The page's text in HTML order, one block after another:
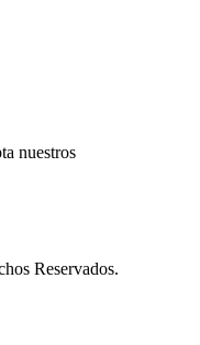
nuestros
Reservados.